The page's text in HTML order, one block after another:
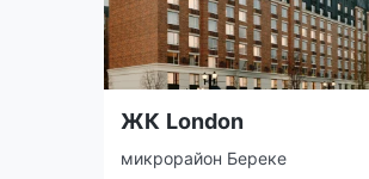
ЖК London
микрорайон Береке